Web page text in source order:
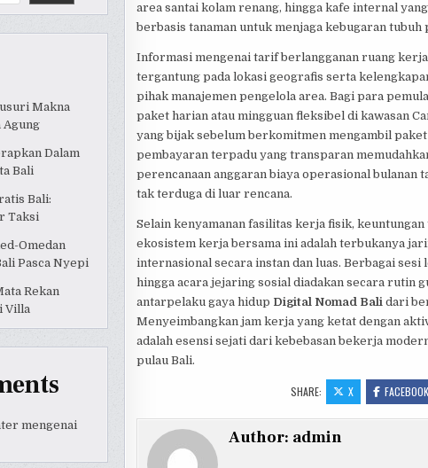
Makna
Agung
Dalam
Bali
Bali:
Taksi
Omedan
Pasca Nyepi
Rekan
Villa
mengenai
area santai kolam renang, hingga kafe internal
berbasis tanaman untuk menjaga kebugaran tubuh
Informasi mengenai tarif berlangganan ruang
tergantung pada lokasi geografis serta
pihak manajemen pengelola area. Bagi para
paket harian atau mingguan fleksibel di kawasan
yang bijak sebelum berkomitmen mengambil
pembayaran terpadu yang transparan
perencanaan anggaran biaya operasional bulanan
tak terduga di luar rencana.
Selain kenyamanan fasilitas kerja fisik,
ekosistem kerja bersama ini adalah terbukanya
internasional secara instan dan luas. Berbagai sesi
hingga acara jejaring sosial diadakan secara rutin
antarpelaku gaya hidup Digital Nomad Balidari
Menyeimbangkan jam kerja yang ketat dengan
adalah esensi sejati dari kebebasan bekerja
pulau Bali.
SHARE: X FACEBOOK
Author: admin